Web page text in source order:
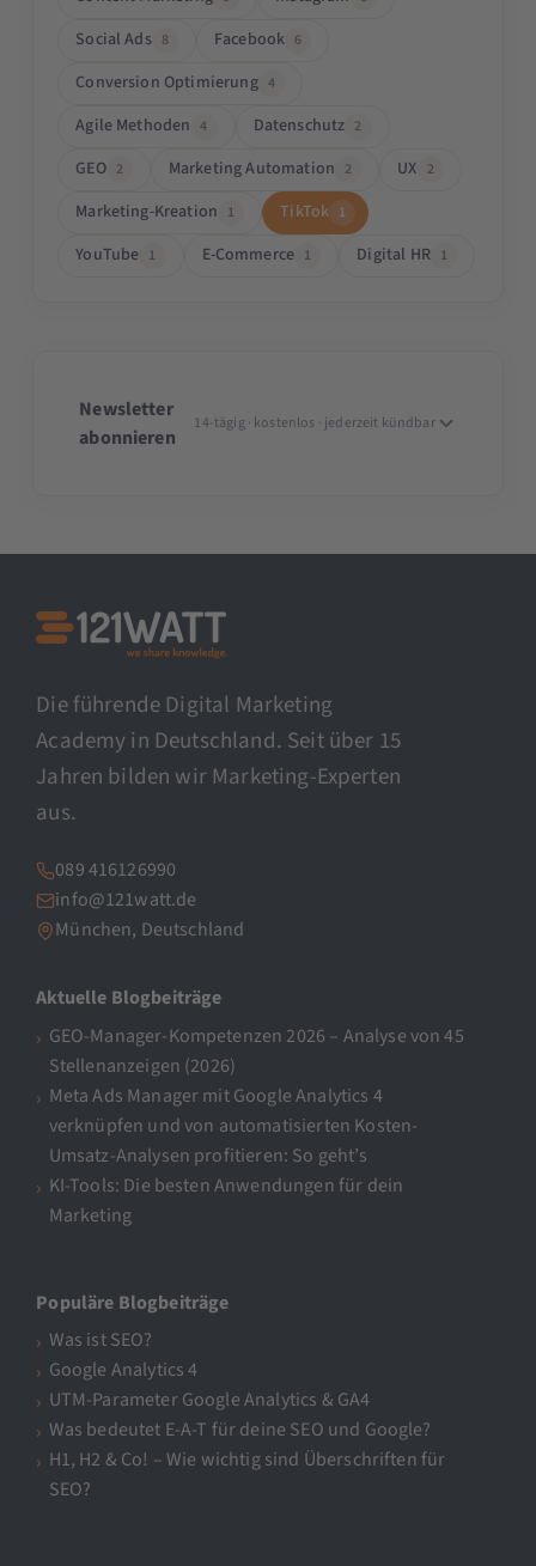
Social Ads 8 Facebook 6
Conversion Optimierung 4
Agile Methoden 4 Datenschutz 2
GEO 2 Marketing Automation 2 UX 2
Marketing-Kreation 1 TikTok 1
YouTube 1 E-Commerce 1 Digital HR 1
Newsletter
abonnieren
14-tägig · kostenlos · jederzeit kündbar
Die führende Digital Marketing
Academy in Deutschland. Seit über 15
Jahren bilden wir Marketing-Experten
aus.
089 416126990
info@121watt.de
München, Deutschland
Aktuelle Blogbeiträge
GEO-Manager-Kompetenzen 2026 – Analyse von 45
Stellenanzeigen (2026)
Meta Ads Manager mit Google Analytics 4
verknüpfen und von automatisierten Kosten-
Umsatz-Analysen profitieren: So geht’s
KI-Tools: Die besten Anwendungen für dein
Marketing
Populäre Blogbeiträge
Was ist SEO?
Google Analytics 4
UTM-Parameter Google Analytics & GA4
Was bedeutet E-A-T für deine SEO und Google?
H1, H2 & Co! – Wie wichtig sind Überschriften für
SEO?